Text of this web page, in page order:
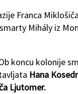
Franca Miklošiča
Mihály iz
koncu kolonije
Hana
Ljutomer.